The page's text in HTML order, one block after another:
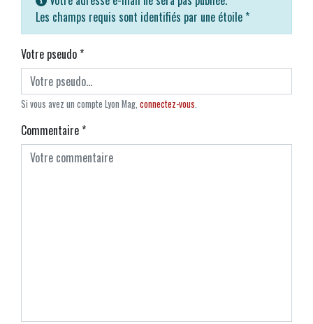
Les champs requis sont identifiés par une étoile *
Votre pseudo*
Si vous avez un compte Lyon Mag, connectez-vous.
Commentaire*